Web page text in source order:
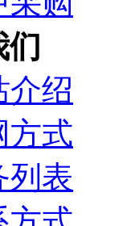
介绍
方式
列表